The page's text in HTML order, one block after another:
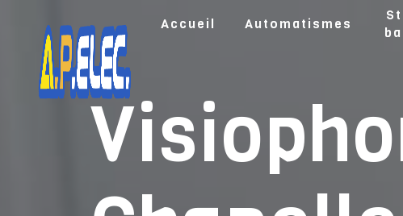
Accueil Automatismes